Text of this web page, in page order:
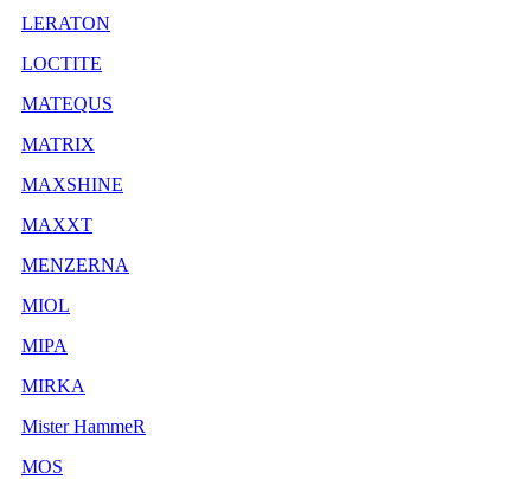
LERATON
LOCTITE
MATEQUS
MATRIX
MAXSHINE
MAXXT
MENZERNA
MIOL
MIPA
MIRKA
Mister HammeR
MOS